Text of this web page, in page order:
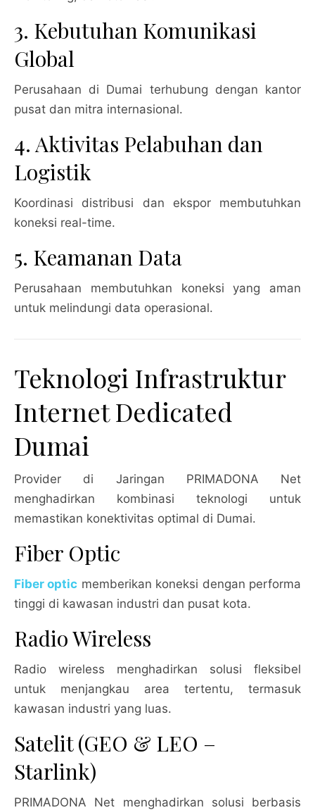
3. Kebutuhan Komunikasi
Global
Perusahaan di Dumai terhubung dengan kantor
pusat dan mitra internasional.
4. Aktivitas Pelabuhan dan
Logistik
Koordinasi distribusi dan ekspor membutuhkan
koneksi real-time.
5. Keamanan Data
Perusahaan membutuhkan koneksi yang aman
untuk melindungi data operasional.
Teknologi Infrastruktur
Internet Dedicated
Dumai
Provider di Jaringan PRIMADONA Net
menghadirkan kombinasi teknologi untuk
memastikan konektivitas optimal di Dumai.
Fiber Optic
Fiber optic memberikan koneksi dengan performa
tinggi di kawasan industri dan pusat kota.
Radio Wireless
Radio wireless menghadirkan solusi fleksibel
untuk menjangkau area tertentu, termasuk
kawasan industri yang luas.
Satelit (GEO & LEO –
Starlink)
PRIMADONA Net menghadirkan solusi berbasis